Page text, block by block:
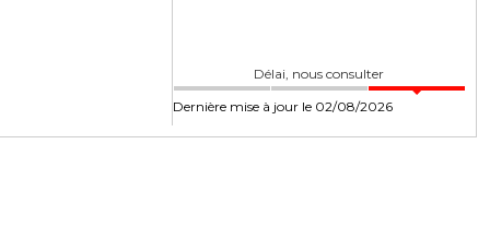
Délai, nous consulter
Dernière mise à jour le 02/08/2026